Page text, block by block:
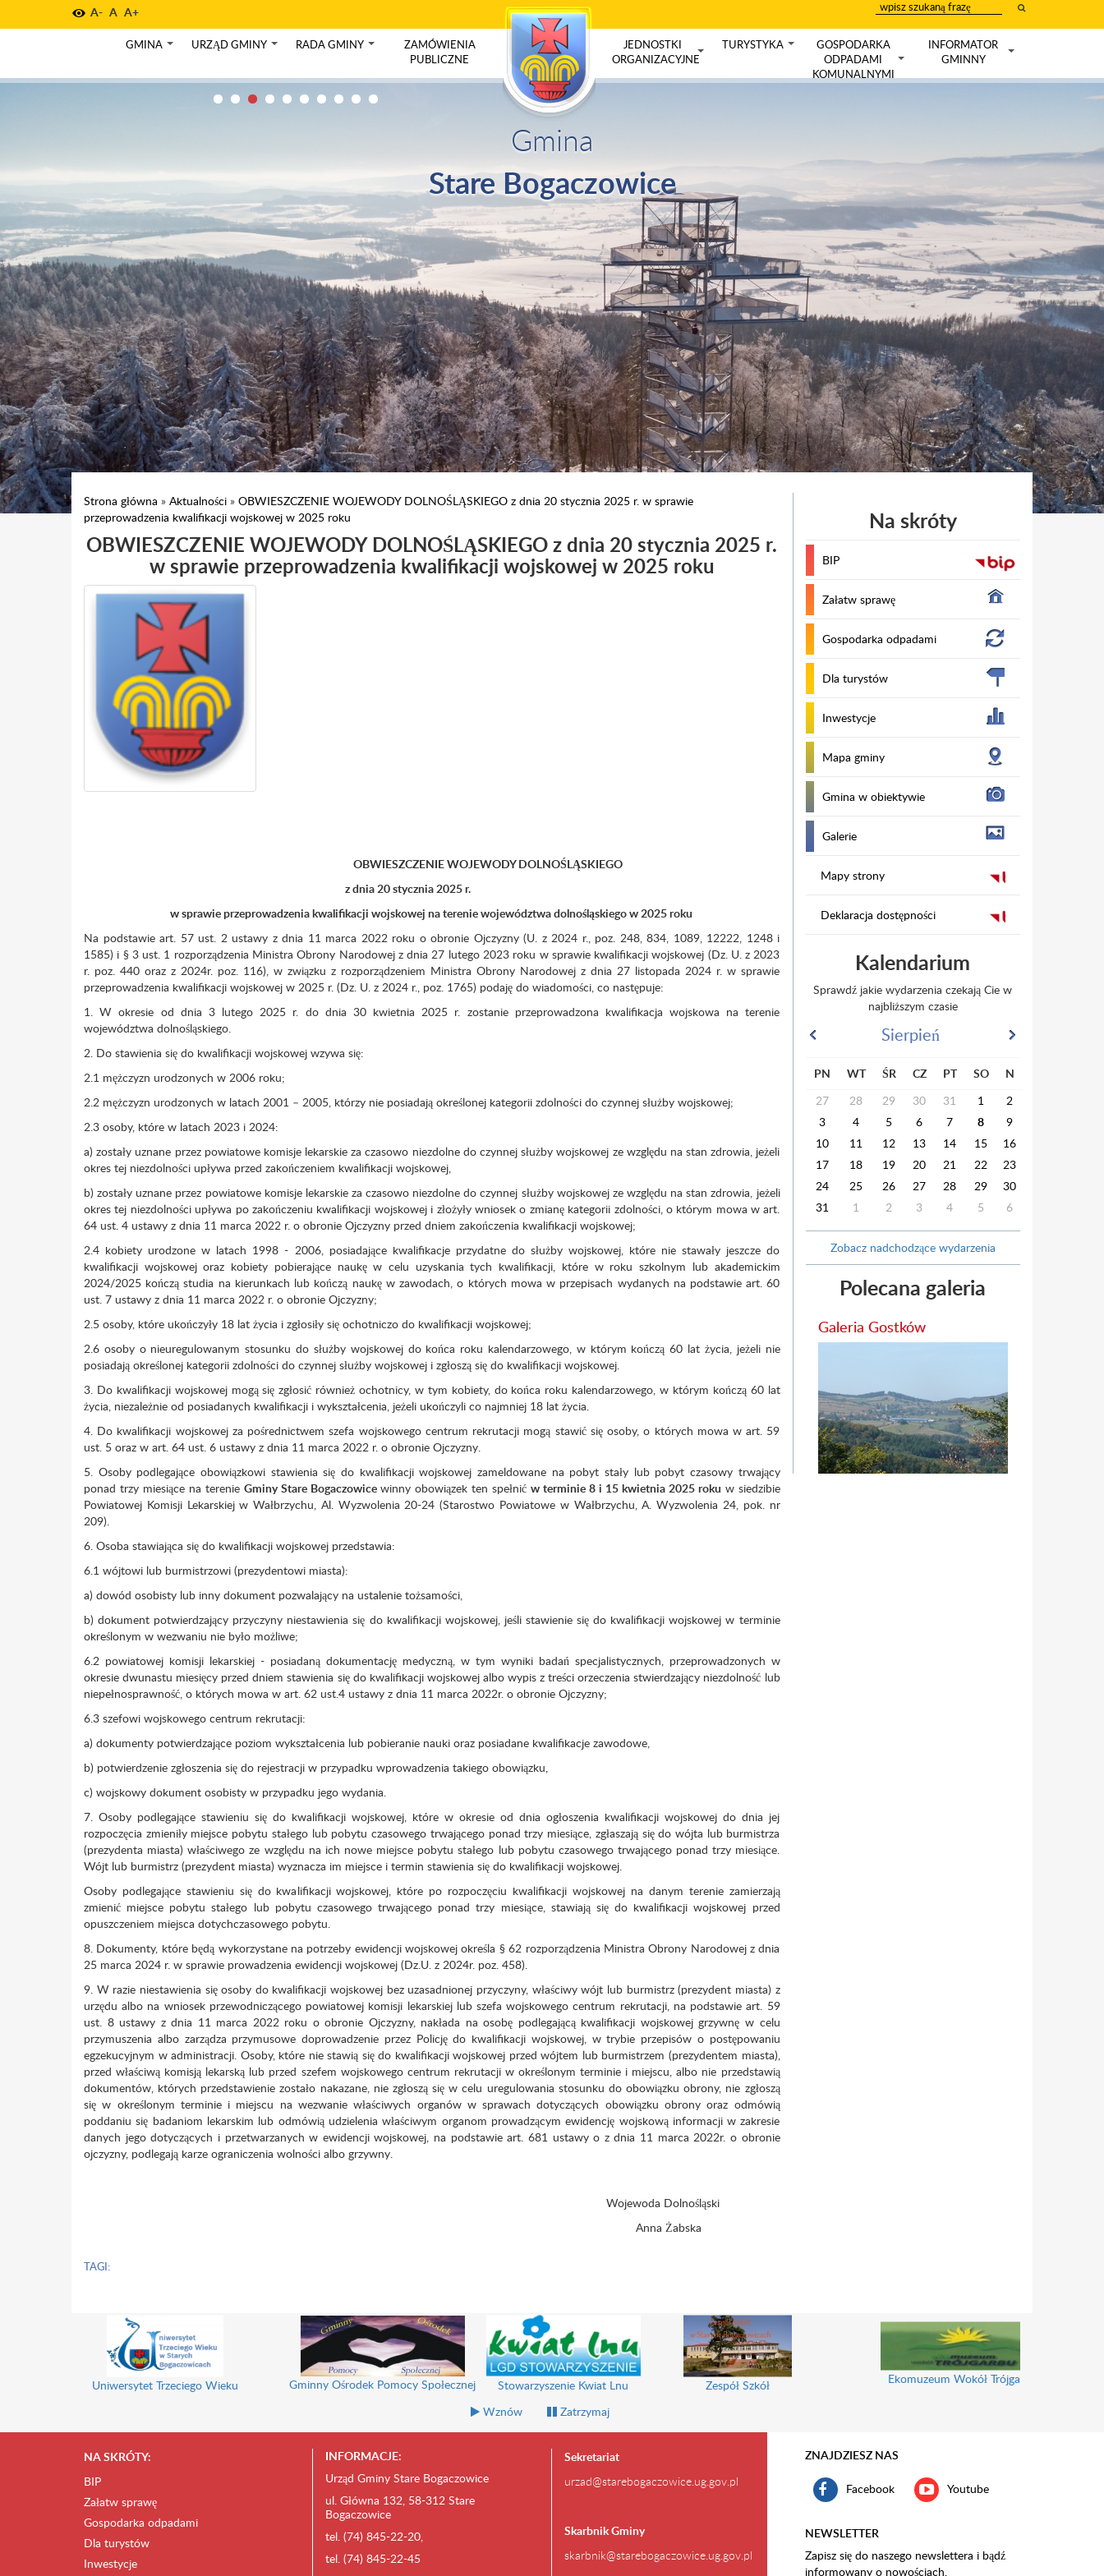
A- A A+
wpisz
szukany
tekst
GMINA URZĄD GMINY RADA GMINY
ZAMÓWIENIA
PUBLICZNE
JEDNOSTKI
ORGANIZACYJNE
TURYSTYKA
GOSPODARKA
ODPADAMI
KOMUNALNYMI
INFORMATOR
GMINNY
Gmina
Stare Bogaczowice
Strona główna » Aktualności » OBWIESZCZENIE WOJEWODY DOLNOŚLĄSKIEGO z dnia 20 stycznia 2025 r. w sprawie
przeprowadzenia kwalifikacji wojskowej w 2025 roku
OBWIESZCZENIE WOJEWODY DOLNOŚLĄSKIEGO z dnia 20 stycznia 2025 r.
w sprawie przeprowadzenia kwalifikacji wojskowej w 2025 roku
OBWIESZCZENIE WOJEWODY DOLNOŚLĄSKIEGO
z dnia 20 stycznia 2025 r.
w sprawie przeprowadzenia kwalifikacji wojskowej na terenie województwa dolnośląskiego w 2025 roku
Na podstawie art. 57 ust. 2 ustawy z dnia 11 marca 2022 roku o obronie Ojczyzny (U. z 2024 r., poz. 248, 834, 1089, 12222, 1248 i
1585) i § 3 ust. 1 rozporządzenia Ministra Obrony Narodowej z dnia 27 lutego 2023 roku w sprawie kwalifikacji wojskowej (Dz. U. z 2023
r. poz. 440 oraz z 2024r. poz. 116), w związku z rozporządzeniem Ministra Obrony Narodowej z dnia 27 listopada 2024 r. w sprawie
przeprowadzenia kwalifikacji wojskowej w 2025 r. (Dz. U. z 2024 r., poz. 1765) podaję do wiadomości, co następuje:
1. W okresie od dnia 3 lutego 2025 r. do dnia 30 kwietnia 2025 r. zostanie przeprowadzona kwalifikacja wojskowa na terenie
województwa dolnośląskiego.
2. Do stawienia się do kwalifikacji wojskowej wzywa się:
2.1 mężczyzn urodzonych w 2006 roku;
2.2 mężczyzn urodzonych w latach 2001 – 2005, którzy nie posiadają określonej kategorii zdolności do czynnej służby wojskowej;
2.3 osoby, które w latach 2023 i 2024:
a) zostały uznane przez powiatowe komisje lekarskie za czasowo niezdolne do czynnej służby wojskowej ze względu na stan zdrowia, jeżeli
okres tej niezdolności upływa przed zakończeniem kwalifikacji wojskowej,
b) zostały uznane przez powiatowe komisje lekarskie za czasowo niezdolne do czynnej służby wojskowej ze względu na stan zdrowia, jeżeli
okres tej niezdolności upływa po zakończeniu kwalifikacji wojskowej i złożyły wniosek o zmianę kategorii zdolności, o którym mowa w art.
64 ust. 4 ustawy z dnia 11 marca 2022 r. o obronie Ojczyzny przed dniem zakończenia kwalifikacji wojskowej;
2.4 kobiety urodzone w latach 1998 - 2006, posiadające kwalifikacje przydatne do służby wojskowej, które nie stawały jeszcze do
kwalifikacji wojskowej oraz kobiety pobierające naukę w celu uzyskania tych kwalifikacji, które w roku szkolnym lub akademickim
2024/2025 kończą studia na kierunkach lub kończą naukę w zawodach, o których mowa w przepisach wydanych na podstawie art. 60
ust. 7 ustawy z dnia 11 marca 2022 r. o obronie Ojczyzny;
2.5 osoby, które ukończyły 18 lat życia i zgłosiły się ochotniczo do kwalifikacji wojskowej;
2.6 osoby o nieuregulowanym stosunku do służby wojskowej do końca roku kalendarzowego, w którym kończą 60 lat życia, jeżeli nie
posiadają określonej kategorii zdolności do czynnej służby wojskowej i zgłoszą się do kwalifikacji wojskowej.
3. Do kwalifikacji wojskowej mogą się zgłosić również ochotnicy, w tym kobiety, do końca roku kalendarzowego, w którym kończą 60 lat
życia, niezależnie od posiadanych kwalifikacji i wykształcenia, jeżeli ukończyli co najmniej 18 lat życia.
4. Do kwalifikacji wojskowej za pośrednictwem szefa wojskowego centrum rekrutacji mogą stawić się osoby, o których mowa w art. 59
ust. 5 oraz w art. 64 ust. 6 ustawy z dnia 11 marca 2022 r. o obronie Ojczyzny.
5. Osoby podlegające obowiązkowi stawienia się do kwalifikacji wojskowej zameldowane na pobyt stały lub pobyt czasowy trwający
ponad trzy miesiące na terenie Gminy Stare Bogaczowicewinny obowiązek ten spełnićw terminie 8 i 15 kwietnia 2025 roku w siedzibie
Powiatowej Komisji Lekarskiej w Wałbrzychu, Al. Wyzwolenia 20-24 (Starostwo Powiatowe w Wałbrzychu, A. Wyzwolenia 24, pok. nr
209).
6. Osoba stawiająca się do kwalifikacji wojskowej przedstawia:
6.1 wójtowi lub burmistrzowi (prezydentowi miasta):
a) dowód osobisty lub inny dokument pozwalający na ustalenie tożsamości,
b) dokument potwierdzający przyczyny niestawienia się do kwalifikacji wojskowej, jeśli stawienie się do kwalifikacji wojskowej w terminie
określonym w wezwaniu nie było możliwe;
6.2 powiatowej komisji lekarskiej - posiadaną dokumentację medyczną, w tym wyniki badań specjalistycznych, przeprowadzonych w
okresie dwunastu miesięcy przed dniem stawienia się do kwalifikacji wojskowej albo wypis z treści orzeczenia stwierdzający niezdolność lub
niepełnosprawność, o których mowa w art. 62 ust.4 ustawy z dnia 11 marca 2022r. o obronie Ojczyzny;
6.3 szefowi wojskowego centrum rekrutacji:
a) dokumenty potwierdzające poziom wykształcenia lub pobieranie nauki oraz posiadane kwalifikacje zawodowe,
b) potwierdzenie zgłoszenia się do rejestracji w przypadku wprowadzenia takiego obowiązku,
c) wojskowy dokument osobisty w przypadku jego wydania.
7. Osoby podlegające stawieniu się do kwalifikacji wojskowej, które w okresie od dnia ogłoszenia kwalifikacji wojskowej do dnia jej
rozpoczęcia zmieniły miejsce pobytu stałego lub pobytu czasowego trwającego ponad trzy miesiące, zgłaszają się do wójta lub burmistrza
(prezydenta miasta) właściwego ze względu na ich nowe miejsce pobytu stałego lub pobytu czasowego trwającego ponad trzy miesiące.
Wójt lub burmistrz (prezydent miasta) wyznacza im miejsce i termin stawienia się do kwalifikacji wojskowej.
Osoby podlegające stawieniu się do kwalifikacji wojskowej, które po rozpoczęciu kwalifikacji wojskowej na danym terenie zamierzają
zmienić miejsce pobytu stałego lub pobytu czasowego trwającego ponad trzy miesiące, stawiają się do kwalifikacji wojskowej przed
opuszczeniem miejsca dotychczasowego pobytu.
8. Dokumenty, które będą wykorzystane na potrzeby ewidencji wojskowej określa § 62 rozporządzenia Ministra Obrony Narodowej z dnia
25 marca 2024 r. w sprawie prowadzenia ewidencji wojskowej (Dz.U. z 2024r. poz. 458).
9. W razie niestawienia się osoby do kwalifikacji wojskowej bez uzasadnionej przyczyny, właściwy wójt lub burmistrz (prezydent miasta) z
urzędu albo na wniosek przewodniczącego powiatowej komisji lekarskiej lub szefa wojskowego centrum rekrutacji, na podstawie art. 59
ust. 8 ustawy z dnia 11 marca 2022 roku o obronie Ojczyzny, nakłada na osobę podlegającą kwalifikacji wojskowej grzywnę w celu
przymuszenia albo zarządza przymusowe doprowadzenie przez Policję do kwalifikacji wojskowej, w trybie przepisów o postępowaniu
egzekucyjnym w administracji. Osoby, które nie stawią się do kwalifikacji wojskowej przed wójtem lub burmistrzem (prezydentem miasta),
przed właściwą komisją lekarską lub przed szefem wojskowego centrum rekrutacji w określonym terminie i miejscu, albo nie przedstawią
dokumentów, których przedstawienie zostało nakazane, nie zgłoszą się w celu uregulowania stosunku do obowiązku obrony, nie zgłoszą
się w określonym terminie i miejscu na wezwanie właściwych organów w sprawach dotyczących obowiązku obrony oraz odmówią
poddaniu się badaniom lekarskim lub odmówią udzielenia właściwym organom prowadzącym ewidencję wojskową informacji w zakresie
danych jego dotyczących i przetwarzanych w ewidencji wojskowej, na podstawie art. 681 ustawy o z dnia 11 marca 2022r. o obronie
ojczyzny, podlegają karze ograniczenia wolności albo grzywny.
Wojewoda Dolnośląski
Anna Żabska
TAGI:
Na skróty
BIP
Załatw sprawę
Gospodarka odpadami
Dla turystów
Inwestycje
Mapa gminy
Gmina w obiektywie
Galerie
Mapy strony
Deklaracja dostępności
Kalendarium
Sprawdź jakie wydarzenia czekają Cie w
najbliższym czasie
Sierpień
PN WT ŚR CZ PT SO
N
27
28 29 30 31 1
2
3
4 5 6 7 8
9
10
11 12 13 14 15
16
17
18 19 20 21 22
23
24
25 26 27 28 29
30
31
1 2 3 4 5 6
Zobacz nadchodzące wydarzenia
Polecana galeria
Galeria Gostków
Uniwersytet Trzeciego Wieku Gminny Ośrodek Pomocy Społecznej Stowarzyszenie Kwiat Lnu Zespół Szkół Ekomuzeum Wokół Trójgarbu
Wznów Zatrzymaj
NA SKRÓTY:
BIP
Załatw sprawę
Gospodarka odpadami
Dla turystów
Inwestycje
INFORMACJE:
Urząd Gminy Stare Bogaczowice
ul. Główna 132, 58-312 Stare
Bogaczowice
tel. (74) 845-22-20,
tel. (74) 845-22-45
Sekretariat
urzad@starebogaczowice.ug.gov.pl
Skarbnik Gminy
skarbnik@starebogaczowice.ug.gov.pl
ZNAJDZIESZ NAS
Facebook Youtube
NEWSLETTER
Zapisz się do naszego newslettera i bądź
informowany o nowościach.